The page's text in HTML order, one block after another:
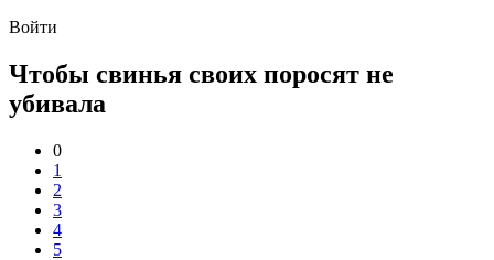
Войти
Чтобы свинья своих поросят не
убивала
0
1
2
3
4
5